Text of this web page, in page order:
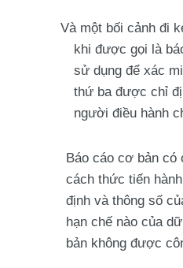
Và một bối cảnh đi
khi được gọi là
sử dụng để xác
thứ ba được chỉ
người điều hành
Báo cáo cơ bản có
cách thức tiến
định và thông số
hạn chế nào của
bản không được